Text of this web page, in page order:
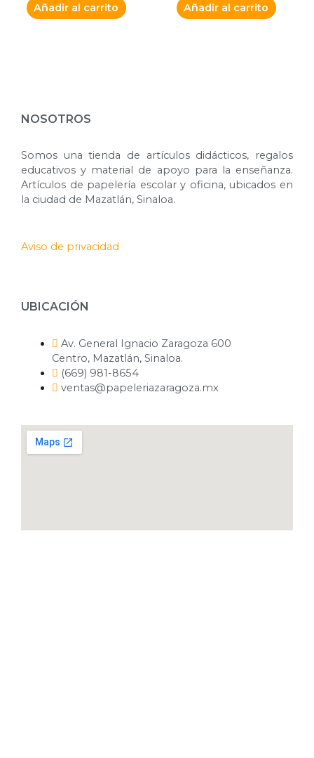
Añadir al carrito Añadir al carrito
NOSOTROS
Somos una tienda de artículos didácticos, regalos
educativos y material de apoyo para la enseñanza.
Artículos de papelería escolar y oficina, ubicados en
la ciudad de Mazatlán, Sinaloa.
Aviso de privacidad
UBICACIÓN
Av. General Ignacio Zaragoza 600
Centro, Mazatlán, Sinaloa.
(669) 981-8654
ventas@papeleriazaragoza.mx